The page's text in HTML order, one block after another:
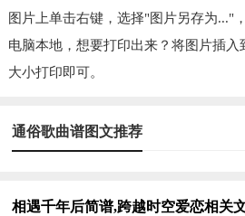
图片上单击右键，选择"图片另存为..."
电脑本地，想要打印出来？将图片插入
大小打印即可。
通俗歌曲谱图文推荐
相遇千年后简谱,跨越时空爱恋相关